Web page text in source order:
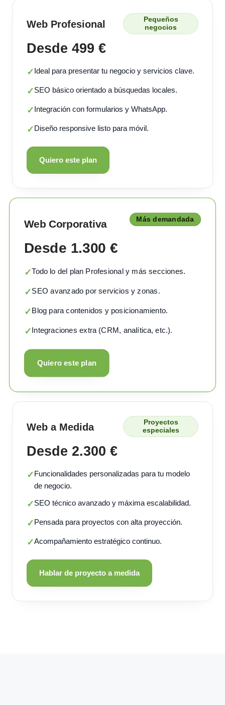
Web Profesional
Pequeños
negocios
Desde 499 €
✓Ideal para presentar tu negocio y servicios clave.
✓SEO básico orientado a búsquedas locales.
✓Integración con formularios y WhatsApp.
✓Diseño responsive listo para móvil.
Quiero este plan
Web Corporativa Más demandada
Desde 1.300 €
✓Todo lo del plan Profesional y más secciones.
✓SEO avanzado por servicios y zonas.
✓Blog para contenidos y posicionamiento.
✓Integraciones extra (CRM, analítica, etc.).
Quiero este plan
Web a Medida
Proyectos
especiales
Desde 2.300 €
✓Funcionalidades personalizadas para tu modelo
de negocio.
✓SEO técnico avanzado y máxima escalabilidad.
✓Pensada para proyectos con alta proyección.
✓Acompañamiento estratégico continuo.
Hablar de proyecto a medida